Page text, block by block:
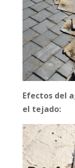
Efectos del
el tejado: